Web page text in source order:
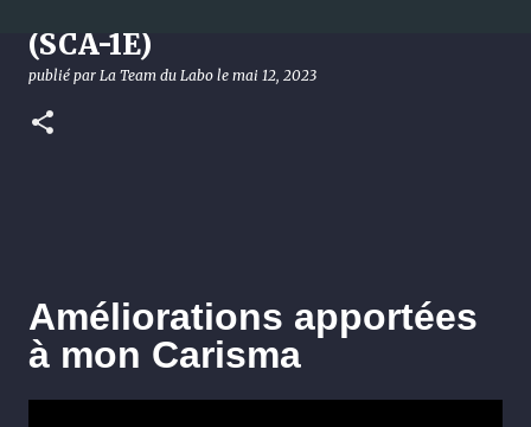
(SCA-1E)
publié par La Team du Labo le mai 12, 2023
Améliorations apportées
à mon Carisma